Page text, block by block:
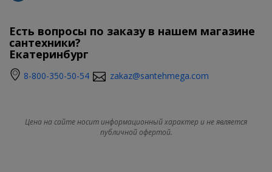
Есть вопросы по заказу в нашем магазине
сантехники?
Екатеринбург
8-800-350-50-54 zakaz@santehmega.com
Цена на сайте носит информационный характер и не является
публичной офертой.